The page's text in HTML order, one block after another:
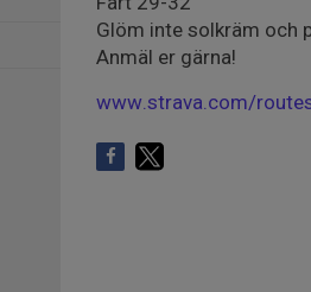
Glöm inte solkräm och
Anmäl er gärna!
www.strava.com/